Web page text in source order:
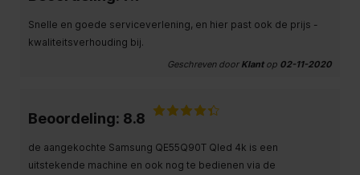
Snelle en goede serviceverlening, en hier past ook de prijs -
kwaliteitsverhouding bij.
Geschreven door Klantop 02-11-2020
Beoordeling: 8.8
de aangekochte Samsung QE55Q90T Qled 4k is een
uitstekende machine en ook nog te bedienen via de